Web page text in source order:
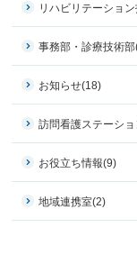
リハビリテーショ
事務部・診療技術部
お知らせ(18)
訪問看護ステーシ
お役立ち情報(9)
地域連携室(2)